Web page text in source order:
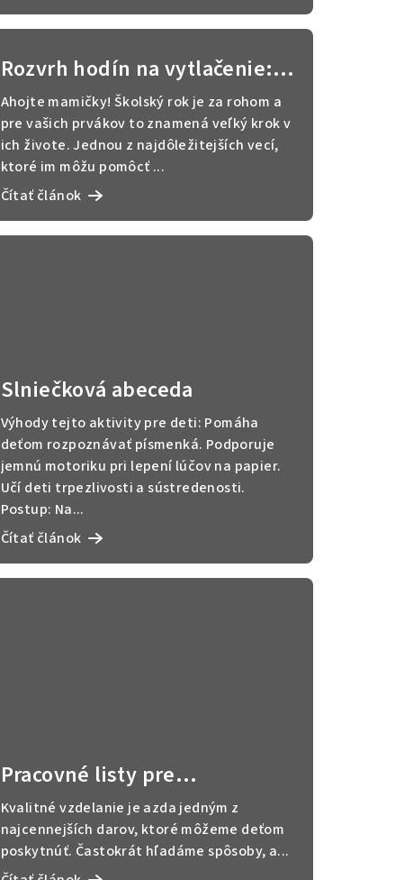
Rozvrh hodín na vytlačenie:
Prečo je rozvrh dôležitý pre
prvákov
Ahojte mamičky! Školský rok je za rohom a
pre vašich prvákov to znamená veľký krok v
ich živote. Jednou z najdôležitejších vecí,
ktoré im môžu pomôcť ...
Čítať článok
Slniečková abeceda
Výhody tejto aktivity pre deti: Pomáha
deťom rozpoznávať písmenká. Podporuje
jemnú motoriku pri lepení lúčov na papier.
Učí deti trpezlivosti a sústredenosti.
Postup: Na...
Čítať článok
Pracovné listy pre
predškolákov: Jednoduchá a
zároveň efektívna podpora
vzdelávania
Kvalitné vzdelanie je azda jedným z
najcennejších darov, ktoré môžeme deťom
poskytnúť. Častokrát hľadáme spôsoby, a...